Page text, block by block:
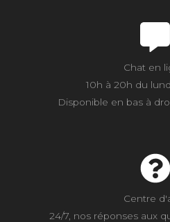
Chat en
10h à 20h du
Disponible en bas à
Centre
24/7, nos réponses aux